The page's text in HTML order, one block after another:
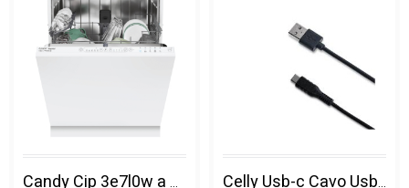
Candy Cip 3e7l0w a Scomparsa Totale 13 Coperti e Celly Usb-c Cavo Usb Usb a Usb C Nero